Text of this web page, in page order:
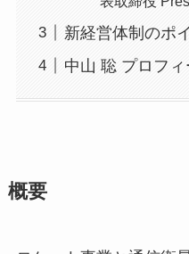
新経営体制のポ
中山 聡 プロフィ
概要